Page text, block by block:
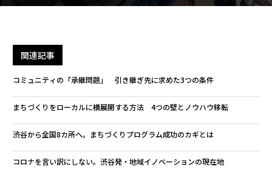
関連記事
コミュニティの「承継問題」 引き継ぎ先に求めた3つの条件
まちづくりをローカルに横展開する方法 4つの壁とノウハウ移転
渋谷から全国8カ所へ。まちづくりプログラム成功のカギとは
コロナを言い訳にしない。渋谷発・地域イノベーションの現在地